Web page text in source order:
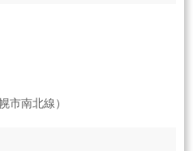
市南北線）